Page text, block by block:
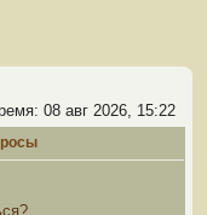
08 авг 2026, 15:22